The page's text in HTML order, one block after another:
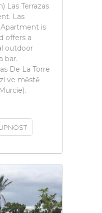
Las Terrazas
Las
Apartment is
offers a
outdoor
bar.
De La Torre
ve městě